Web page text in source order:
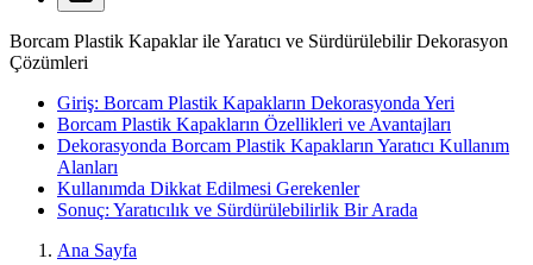
Borcam Plastik Kapaklar ile Yaratıcı ve Sürdürülebilir Dekorasyon
Çözümleri
Giriş: Borcam Plastik Kapakların Dekorasyonda Yeri
Borcam Plastik Kapakların Özellikleri ve Avantajları
Dekorasyonda Borcam Plastik Kapakların Yaratıcı Kullanım
Alanları
Kullanımda Dikkat Edilmesi Gerekenler
Sonuç: Yaratıcılık ve Sürdürülebilirlik Bir Arada
Ana Sayfa